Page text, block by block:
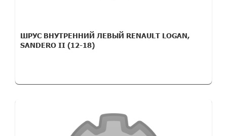
ШРУС ВНУТРЕННИЙ ЛЕВЫЙ RENAULT LOGAN,
SANDERO II (12-18)